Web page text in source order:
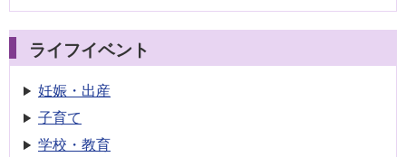
ライフイベント
妊娠・出産
子育て
学校・教育